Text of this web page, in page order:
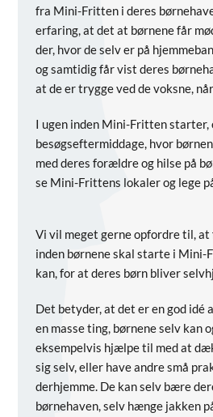
fra Mini-Fritten i deres
erfaring, at det at børnene får
der, hvor de selv er på
og samtidig får vist deres
at de er trygge ved de voksne,
I ugen inden Mini-Fritten starter,
besøgseftermiddage, hvor
med deres forældre og hilse på
se Mini-Frittens lokaler og lege
Vi vil meget gerne opfordre til,
inden børnene skal starte i Mini-
kan, for at deres børn bliver
Det betyder, at det er en god idé
en masse ting, børnene selv kan
eksempelvis hjælpe til med at
sig selv, eller have andre små
derhjemme. De kan selv bære
børnehaven, selv hænge jakken